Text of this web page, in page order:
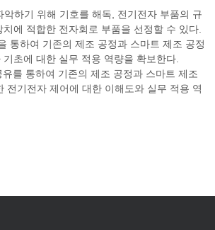
악하기 위해 기호를 해독, 전기전자 부품의 규
에 적합한 전자회로 부품을 선정할 수 있다.
통하여 기존의 제조 공정과 스마트 제조 공정
초에 대한 실무 적용 역량을 확보한다.
를 통하여 기존의 제조 공정과 스마트 제조
전기전자 제어에 대한 이해도와 실무 적용 역